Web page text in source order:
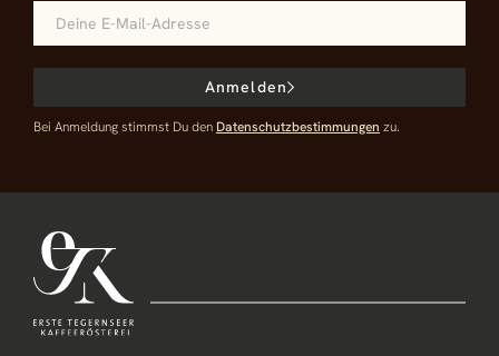
Anmelden
Bei Anmeldung stimmst Du den Datenschutzbestimmungen zu.